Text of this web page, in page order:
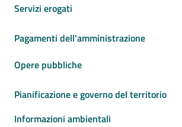
Servizi erogati
Pagamenti dell'amministrazione
Opere pubbliche
Pianificazione e governo del territorio
Informazioni ambientali